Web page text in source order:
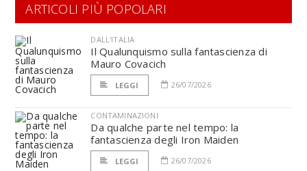
ARTICOLI PIÙ POPOLARI
DALL'ITALIA
Il Qualunquismo sulla fantascienza di
Mauro Covacich
LEGGI 26/07/2026
CONTAMINAZIONI
Da qualche parte nel tempo: la
fantascienza degli Iron Maiden
LEGGI 26/07/2026